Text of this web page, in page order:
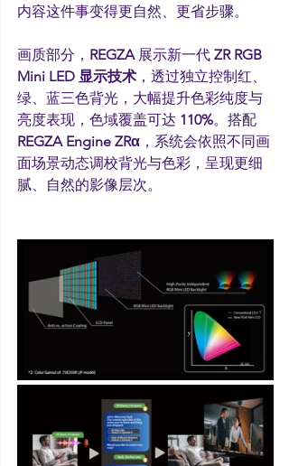
内容这件事变得更自然、更省步骤。
画质部分， REGZA 展示新一代 ZR RGB
Mini LED 显示技术 ，透过独立控制红、
绿、蓝三色背光，大幅提升色彩纯度与
亮度表现，色域覆盖可达 110%。搭配
REGZA Engine ZRα ，系统会依照不同画
面场景动态调校背光与色彩，呈现更细
腻、自然的影像层次。